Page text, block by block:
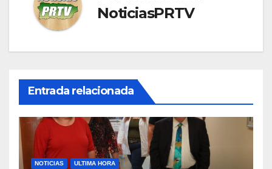
NoticiasPRTV
Entrada relacionada
NOTICIAS ULTIMA HORA